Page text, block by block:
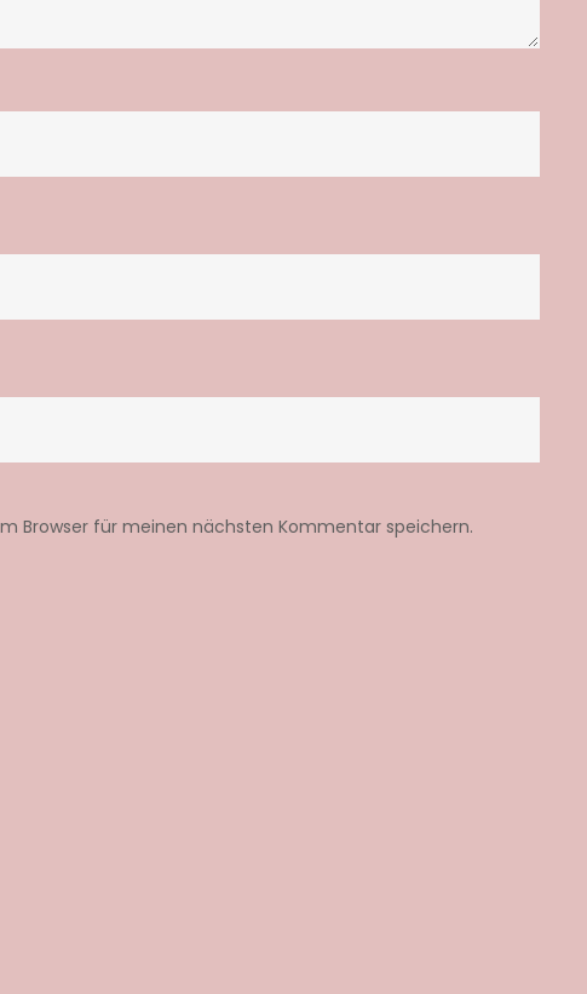
Browser für meinen nächsten Kommentar speichern.